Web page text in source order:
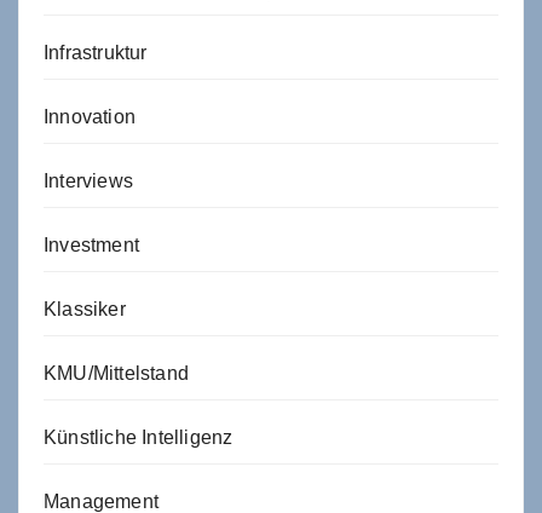
Infrastruktur
Innovation
Interviews
Investment
Klassiker
KMU/Mittelstand
Künstliche Intelligenz
Management